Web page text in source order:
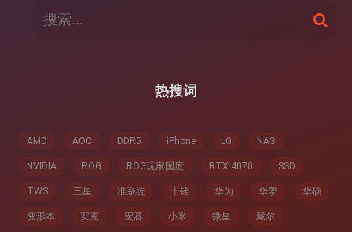
搜
索
热搜词
AMD AOC DDR5 iPhone LG NAS
NVIDIA ROG ROG玩家国度 RTX 4070 SSD
TWS 三星 准系统 十铨 华为 华擎 华硕
变形本 安克 宏碁 小米 微星 戴尔